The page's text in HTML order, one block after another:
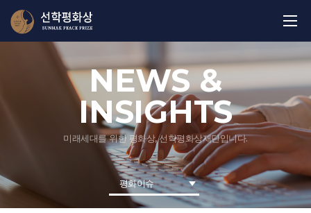
NEWS &
INSIGHTS
미래세대를 위한 평화상, 선학평화상재단입니다.
평화이슈